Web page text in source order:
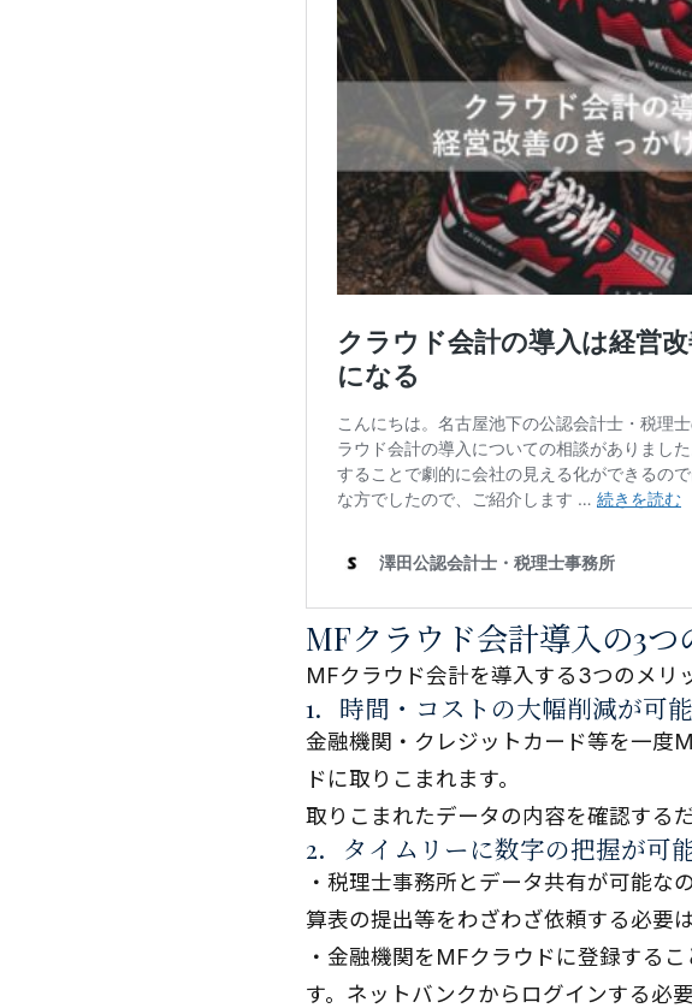
MFクラウド会計導入の3つ
MFクラウド会計を導入する3つのメリ
1．時間・コストの大幅削減が可能
金融機関・クレジットカード等を一度
ドに取りこまれます。
取りこまれたデータの内容を確認する
2．タイムリーに数字の把握が可
・税理士事務所とデータ共有が可能な
算表の提出等をわざわざ依頼する必要
・金融機関をMFクラウドに登録する
す。ネットバンクからログインする必